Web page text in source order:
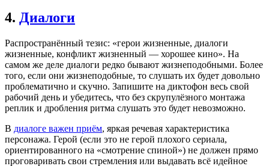
4. Диалоги
Распространённый тезис: «герои жизненные, диалоги
жизненные, конфликт жизненный — хорошее кино». На
самом же деле диалоги редко бывают жизнеподобными. Более
того, если они жизнеподобные, то слушать их будет довольно
проблематично и скучно. Запишите на диктофон весь свой
рабочий день и убедитесь, что без скрупулёзного монтажа
реплик и дробления ритма слушать это будет невозможно.
В диалоге важен приём, яркая речевая характеристика
персонажа. Герой (если это не герой плохого сериала,
ориентированного на «смотрение спиной») не должен прямо
проговаривать свои стремления или выдавать всё идейное